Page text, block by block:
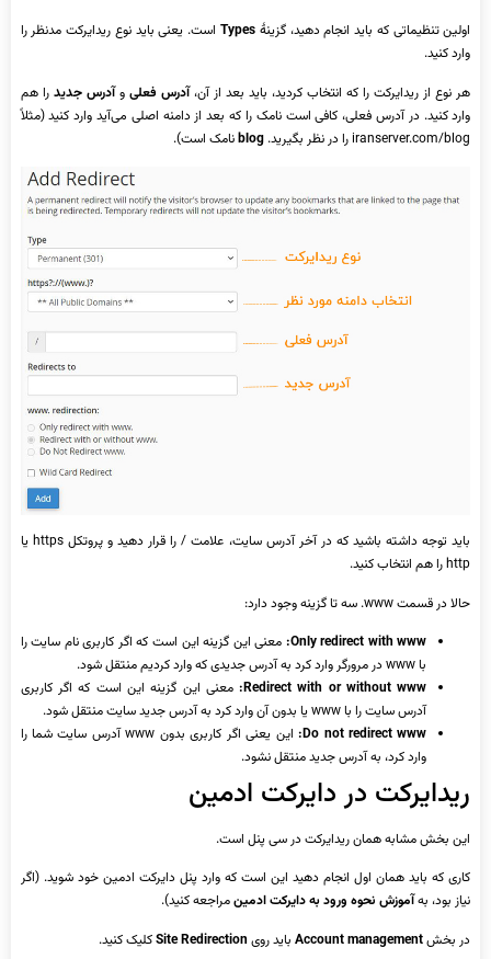
اولین تنظیماتی که باید انجام دهید، گزینۀ Types است. یعنی باید نوع ریدایرکت مدنظر را
وارد کنید.
هر نوع از ریدایرکت را که انتخاب کردید، باید بعد از آن،آدرس فعلی وآدرس جدید را هم
وارد کنید. در آدرس فعلی، کافی است نامک را که بعد از دامنه اصلی می‌آید وارد کنید (مثلاً
iranserver.com/blog را در نظر بگیرید.
blogنامک است).
باید توجه داشته باشید که در آخر آدرس سایت، علامت / را قرار دهید و پروتکل https یا
http را هم انتخاب کنید.
حالا در قسمت www. سه تا گزینه وجود دارد:
Only redirect with www: معنی این گزینه این است که اگر کاربری نام سایت را
با www در مرورگر وارد کرد به آدرس جدیدی که وارد کردیم منتقل شود.
Redirect with or without www: معنی این گزینه این است که اگر کاربری
آدرس سایت را با www یا بدون آن وارد کرد به آدرس جدید سایت منتقل شود.
Do not redirect www:
این یعنی اگر کاربری بدون www آدرس سایت شما را
وارد کرد، به آدرس جدید منتقل نشود.
ریدایرکت در دایرکت ادمین
این بخش مشابه همان ریدایرکت در سی پنل است.
کاری که باید همان اول انجام دهید این است که وارد پنل دایرکت ادمین خود شوید. (اگر
نیاز بود، بهآموزش نحوه ورود به دایرکت ادمینمراجعه کنید).
در بخشAccount managementباید روی Site Redirectionکلیک کنید.